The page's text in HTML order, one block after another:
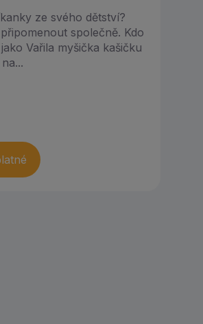
ze svého dětství?
společně. Kdo
Vařila myšička kašičku